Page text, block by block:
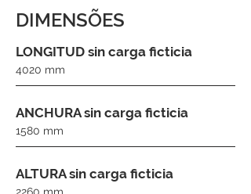
DIMENSÕES
LONGITUD sin carga ficticia
4020 mm
ANCHURA sin carga ficticia
1580 mm
ALTURA sin carga ficticia